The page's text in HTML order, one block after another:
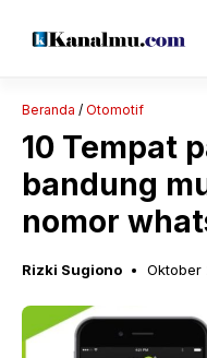
Beranda / Otomotif
10 Tempat
bandung
nomor
Rizki Sugiono Oktober